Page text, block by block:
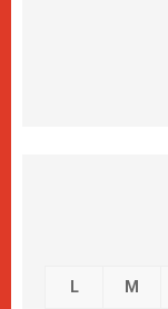
L M